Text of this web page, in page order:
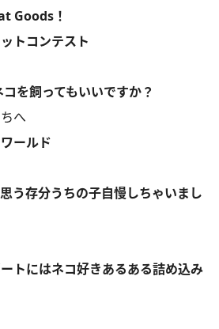
Goods！
トコンテスト
を飼ってもいいですか？
へ
ールド
う存分うちの子自慢しちゃいまし
トにはネコ好きあるある詰め込み